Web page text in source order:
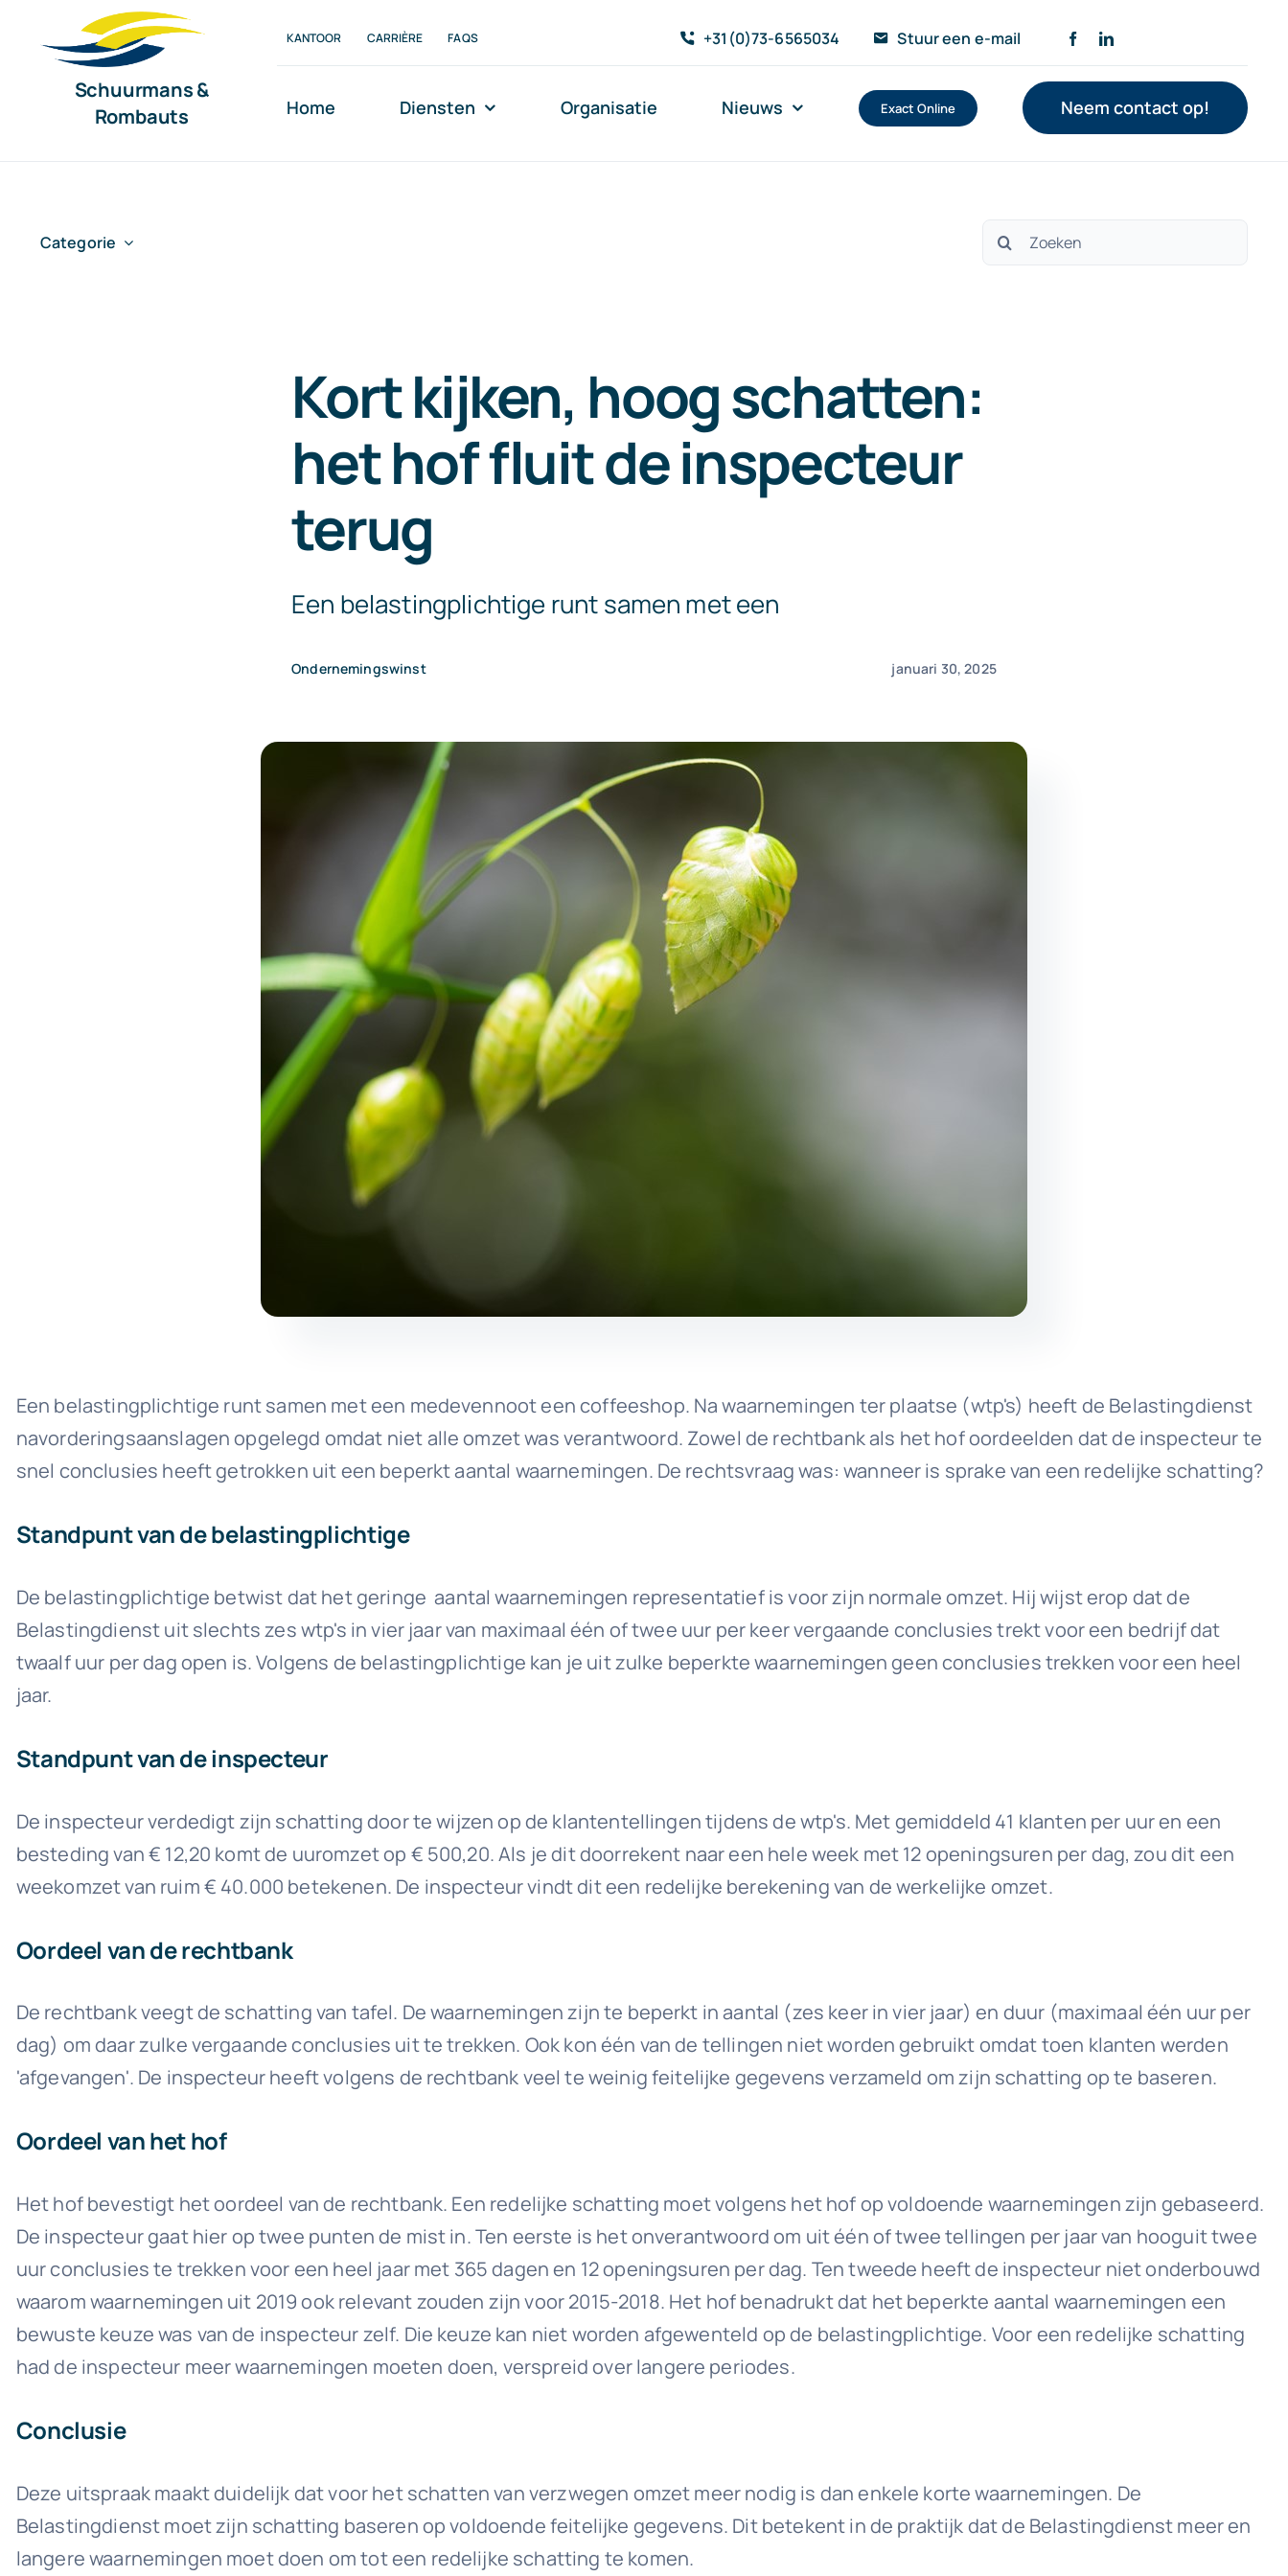
Schuurmans &
Rombauts
KANTOOR CARRIÈRE FAQS +31(0)73-6565034 Stuur een e-mail
Home Diensten Organisatie Nieuws Exact Online Neem contact op!
Categorie
Zoeken
Kort kijken, hoog schatten:
het hof fluit de inspecteur
terug
Een belastingplichtige runt samen met een
Ondernemingswinst januari 30, 2025
Een belastingplichtige runt samen met een medevennoot een coffeeshop. Na waarnemingen ter plaatse (wtp's) heeft de Belastingdienst
navorderingsaanslagen opgelegd omdat niet alle omzet was verantwoord. Zowel de rechtbank als het hof oordeelden dat de inspecteur te
snel conclusies heeft getrokken uit een beperkt aantal waarnemingen. De rechtsvraag was: wanneer is sprake van een redelijke schatting?
Standpunt van de belastingplichtige
De belastingplichtige betwist dat het geringe aantal waarnemingen representatief is voor zijn normale omzet. Hij wijst erop dat de
Belastingdienst uit slechts zes wtp's in vier jaar van maximaal één of twee uur per keer vergaande conclusies trekt voor een bedrijf dat
twaalf uur per dag open is. Volgens de belastingplichtige kan je uit zulke beperkte waarnemingen geen conclusies trekken voor een heel
jaar.
Standpunt van de inspecteur
De inspecteur verdedigt zijn schatting door te wijzen op de klantentellingen tijdens de wtp's. Met gemiddeld 41 klanten per uur en een
besteding van € 12,20 komt de uuromzet op € 500,20. Als je dit doorrekent naar een hele week met 12 openingsuren per dag, zou dit een
weekomzet van ruim € 40.000 betekenen. De inspecteur vindt dit een redelijke berekening van de werkelijke omzet.
Oordeel van de rechtbank
De rechtbank veegt de schatting van tafel. De waarnemingen zijn te beperkt in aantal (zes keer in vier jaar) en duur (maximaal één uur per
dag) om daar zulke vergaande conclusies uit te trekken. Ook kon één van de tellingen niet worden gebruikt omdat toen klanten werden
'afgevangen'. De inspecteur heeft volgens de rechtbank veel te weinig feitelijke gegevens verzameld om zijn schatting op te baseren.
Oordeel van het hof
Het hof bevestigt het oordeel van de rechtbank. Een redelijke schatting moet volgens het hof op voldoende waarnemingen zijn gebaseerd.
De inspecteur gaat hier op twee punten de mist in. Ten eerste is het onverantwoord om uit één of twee tellingen per jaar van hooguit twee
uur conclusies te trekken voor een heel jaar met 365 dagen en 12 openingsuren per dag. Ten tweede heeft de inspecteur niet onderbouwd
waarom waarnemingen uit 2019 ook relevant zouden zijn voor 2015-2018. Het hof benadrukt dat het beperkte aantal waarnemingen een
bewuste keuze was van de inspecteur zelf. Die keuze kan niet worden afgewenteld op de belastingplichtige. Voor een redelijke schatting
had de inspecteur meer waarnemingen moeten doen, verspreid over langere periodes.
Conclusie
Deze uitspraak maakt duidelijk dat voor het schatten van verzwegen omzet meer nodig is dan enkele korte waarnemingen. De
Belastingdienst moet zijn schatting baseren op voldoende feitelijke gegevens. Dit betekent in de praktijk dat de Belastingdienst meer en
langere waarnemingen moet doen om tot een redelijke schatting te komen.